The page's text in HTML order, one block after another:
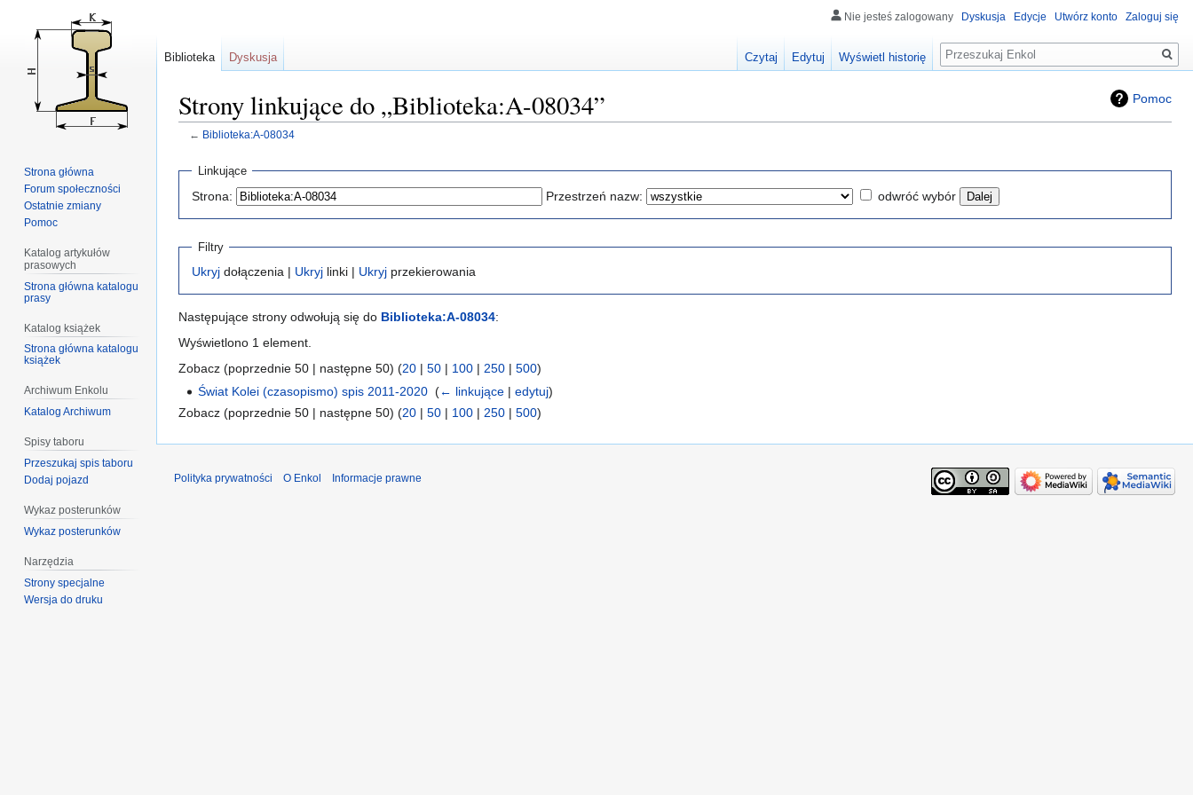
Pomoc
Strony linkujące do „Biblioteka:A-08034”
← Biblioteka:A-08034
Przejdź
nawigacji
Przejdź
wyszukiwania
Linkujące
Strona: Przestrzeń nazw: odwróć wybór
Filtry
Ukryj dołączenia | Ukryj linki | Ukryj przekierowania
Następujące strony odwołują się do Biblioteka:A-08034:
Wyświetlono 1 element.
Zobacz (poprzednie 50 | następne 50) (20 | 50 | 100 | 250 | 500)
Świat Kolei (czasopismo) spis 2011-2020 ‎(← linkujące |edytuj)
Zobacz (poprzednie 50 | następne 50) (20 | 50 | 100 | 250 | 500)
Nie jesteś zalogowany Dyskusja Edycje Utwórz konto Zaloguj się
Biblioteka Dyskusja Czytaj Edytuj Wyświetl historię
Szukaj
Strona główna
Forum społeczności
Ostatnie zmiany
Pomoc
Katalog artykułów
prasowych
Strona główna katalogu
prasy
Katalog książek
Strona główna katalogu
książek
Archiwum Enkolu
Katalog Archiwum
Spisy taboru
Przeszukaj spis taboru
Dodaj pojazd
Wykaz posterunków
Wykaz posterunków
Narzędzia
Strony specjalne
Wersja do druku
Polityka prywatności O Enkol Informacje prawne